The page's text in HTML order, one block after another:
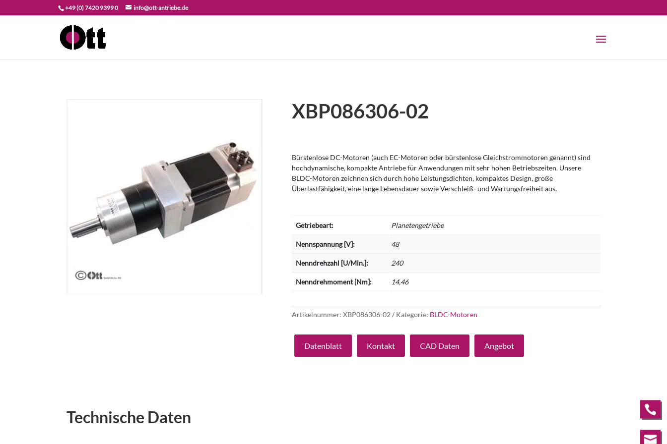
+49 (0) 7420 9399 0 info@ott-antriebe.de
XBP086306-02
Bürstenlose DC-Motoren (auch EC-Motoren oder bürstenlose Gleichstrommotoren genannt) sind
hochdynamische, kompakte Antriebe für Anwendungen mit sehr hohen Betriebszeiten. Unsere
BLDC-Motoren zeichnen sich durch hohe Leistungsdichten, kompaktes Design, große
Überlastfähigkeit, eine lange Lebensdauer sowie Verschleiß- und Wartungsfreiheit aus.
Getriebeart: Planetengetriebe
Nennspannung [V]: 48
Nenndrehzahl [U/Min.]: 240
Nenndrehmoment [Nm]: 14,46
Artikelnummer:XBP086306-02 Kategorie: BLDC-Motoren
Datenblatt Kontakt CAD Daten Angebot
Technische Daten 
